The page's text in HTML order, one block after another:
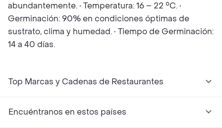
abundantemente. • Temperatura: 16 – 22 °C. •
Germinación: 90% en condiciones óptimas de
sustrato, clima y humedad. • Tiempo de Germinación:
14 a 40 días.
Top Marcas y Cadenas de Restaurantes
Encuéntranos en estos países